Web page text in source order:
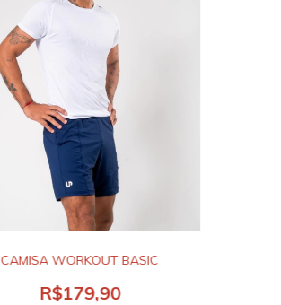
CAMISA WORKOUT BASIC
R$179,90